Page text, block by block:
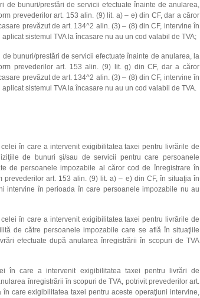
de bunuri/prestări de servicii efectuate înainte de anularea,
prevederilor art. 153 alin. (9) lit. a) – e) din CF, dar a căror
prevăzut de art. 134^2 alin. (3) – (8) din CF, intervine în
sistemul TVA la încasare nu au un cod valabil de TVA;
bunuri/prestări de servicii efectuate înainte de anularea, la
prevederilor art. 153 alin. (9) lit. g) din CF, dar a căror
prevăzut de art. 134^2 alin. (3) – (8) din CF, intervine în
sistemul TVA la încasare nu au un cod valabil de TVA.
în care a intervenit exigibilitatea taxei pentru livrările de
de bunuri şi/sau de servicii pentru care persoanele
de persoanele impozabile al căror cod de înregistrare în
prevederilor art. 153 alin. (9) lit. a) – e) din CF, în situaţia în
intervine în perioada în care persoanele impozabile nu au
în care a intervenit exigibilitatea taxei pentru livrările de
de către persoanele impozabile care se află în situaţiile
efectuate după anularea înregistrării în scopuri de TVA
în care a intervenit exigibilitatea taxei pentru livrări de
înregistrării în scopuri de TVA, potrivit prevederilor art.
care exigibilitatea taxei pentru aceste operaţiuni intervine,